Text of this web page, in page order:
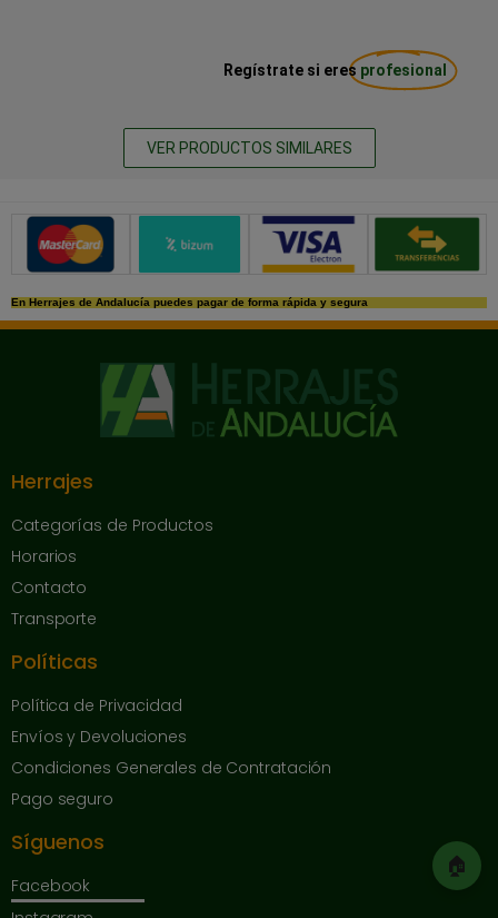
🏠
Regístrate si eres profesional
VER PRODUCTOS SIMILARES
Métodos de pago seguros
En Herrajes de Andalucía puedes pagar de forma rápida y segura
Herrajes
Categorías de Productos
Horarios
Contacto
Transporte
Políticas
Política de Privacidad
Envíos y Devoluciones
Condiciones Generales de Contratación
Pago seguro
Síguenos
Facebook